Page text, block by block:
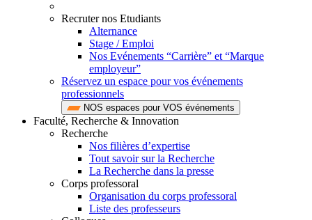
Recruter nos Etudiants
Alternance
Stage / Emploi
Nos Evénements “Carrière” et “Marque
employeur”
Réservez un espace pour vos événements
professionnels
NOS espaces pour VOS événements
Faculté, Recherche & Innovation
Recherche
Nos filières d’expertise
Tout savoir sur la Recherche
La Recherche dans la presse
Corps professoral
Organisation du corps professoral
Liste des professeurs